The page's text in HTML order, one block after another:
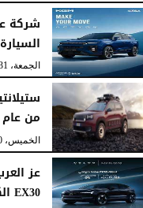
السبت، 1 أغسطس 2026
شركة
السيارة KGM ACTYON، بسعر...
الجمعة، 31 يوليو 2026
من عام 2026 تحسّن سنوي...
الخميس، 30 يوليو 2026
EX30 الكهربائية بتسهيلات تمويل تبدأ...